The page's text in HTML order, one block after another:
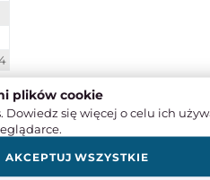
techniczne
plików cookie
Dowiedz się więcej o celu ich
AKCEPTUJ WSZYSTKIE